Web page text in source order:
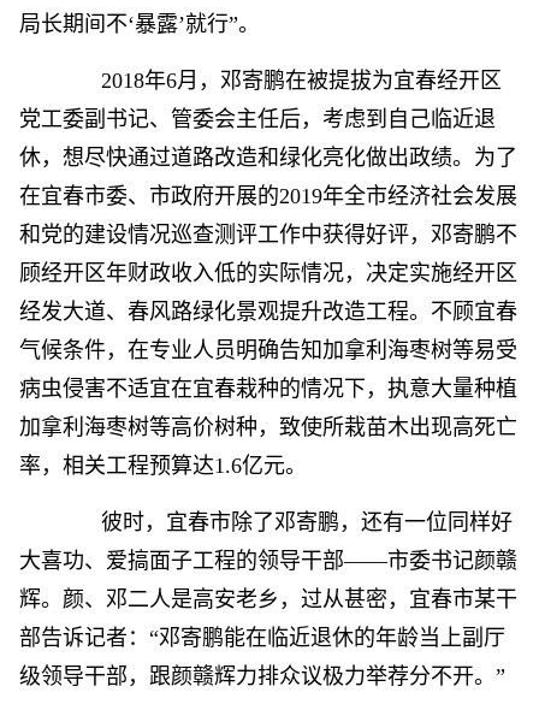
局长期间不‘暴露’就行”。
2018年6月，邓寄鹏在被提拔为宜春经开区
党工委副书记、管委会主任后，考虑到自己临近退
休，想尽快通过道路改造和绿化亮化做出政绩。为了
在宜春市委、市政府开展的2019年全市经济社会发展
和党的建设情况巡查测评工作中获得好评，邓寄鹏不
顾经开区年财政收入低的实际情况，决定实施经开区
经发大道、春风路绿化景观提升改造工程。不顾宜春
气候条件，在专业人员明确告知加拿利海枣树等易受
病虫侵害不适宜在宜春栽种的情况下，执意大量种植
加拿利海枣树等高价树种，致使所栽苗木出现高死亡
率，相关工程预算达1.6亿元。
彼时，宜春市除了邓寄鹏，还有一位同样好
大喜功、爱搞面子工程的领导干部——市委书记颜赣
辉。颜、邓二人是高安老乡，过从甚密，宜春市某干
部告诉记者：“邓寄鹏能在临近退休的年龄当上副厅
级领导干部，跟颜赣辉力排众议极力举荐分不开。”